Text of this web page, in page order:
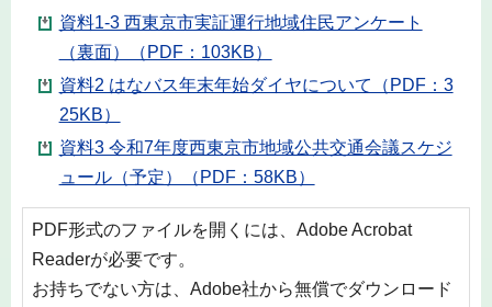
資料1-3 西東京市実証運行地域住民アンケート
（裏面）（PDF：103KB）
資料2 はなバス年末年始ダイヤについて（PDF：3
25KB）
資料3 令和7年度西東京市地域公共交通会議スケジ
ュール（予定）（PDF：58KB）
PDF形式のファイルを開くには、Adobe Acrobat
Readerが必要です。
お持ちでない方は、Adobe社から無償でダウンロード